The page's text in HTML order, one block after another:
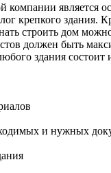
компании является
крепкого здания.
строить дом
должен быть
здания состоит
и нужных